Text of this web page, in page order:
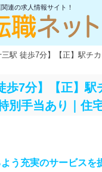
連の求人情報サイト！
三駅 徒歩7分】【正】駅チ
歩7分】【正】
別手当あり｜住
う充実のサービスを